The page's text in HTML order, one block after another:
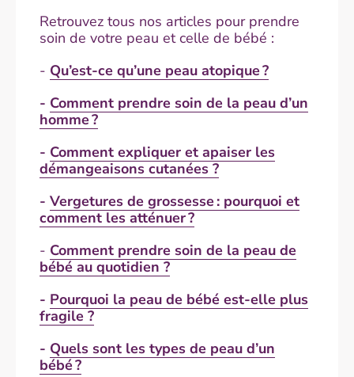
Retrouvez tous nos articles pour prendre
soin de votre peau et celle de bébé :
- Qu’est-ce qu’une peau atopique ?
- Comment prendre soin de la peau d’un
homme ?
- Comment expliquer et apaiser les
démangeaisons cutanées ?
- Vergetures de grossesse : pourquoi et
comment les atténuer ?
- Comment prendre soin de la peau de
bébé au quotidien ?
- Pourquoi la peau de bébé est-elle plus
fragile ?
- Quels sont les types de peau d’un
bébé ?